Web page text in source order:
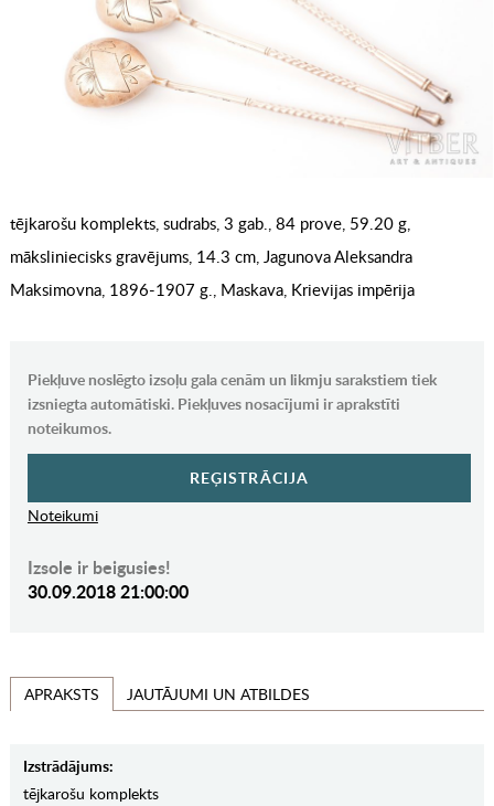
tējkarošu komplekts, sudrabs, 3 gab., 84 prove, 59.20 g,
māksliniecisks gravējums, 14.3 cm, Jagunova Aleksandra
Maksimovna, 1896-1907 g., Maskava, Krievijas impērija
Piekļuve noslēgto izsoļu gala cenām un likmju sarakstiem tiek
izsniegta automātiski. Piekļuves nosacījumi ir aprakstīti
noteikumos.
REĢISTRĀCIJA
Noteikumi
Izsole ir beigusies!
30.09.2018 21:00:00
APRAKSTS JAUTĀJUMI UN ATBILDES
Izstrādājums:
tējkarošu komplekts